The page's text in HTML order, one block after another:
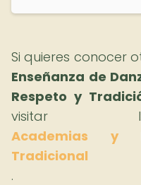
Si quieres conocer
Enseñanza de
Respeto y
visitar
Academias y
Tradicional
.